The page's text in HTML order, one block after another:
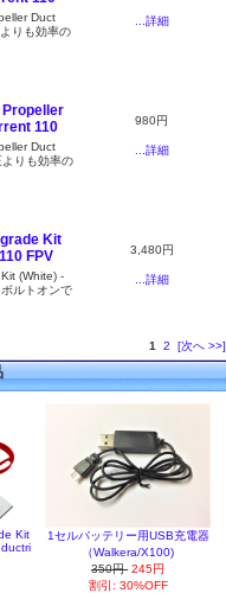
Duct
りも効率の
...詳細
Propeller
110
Duct
りも効率の
980円
...詳細
Kit
FPV
(White) -
ルトオンで
3,480円
...詳細
1 2 [次へ >>]
Kit
1セルバッテリー用USB充電器
（Walkera/X100)
350円 245円
割引: 30%OFF